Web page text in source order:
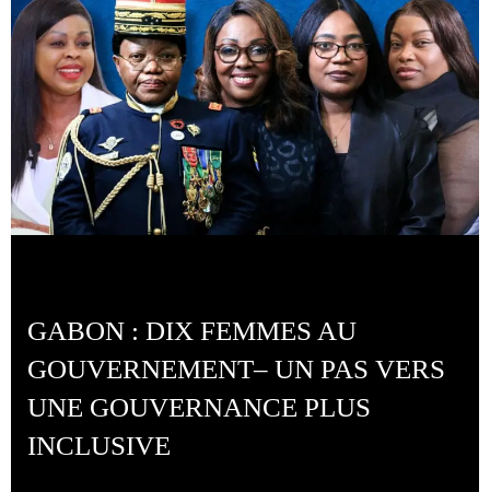
GABON : DIX FEMMES AU
GOUVERNEMENT– UN PAS VERS
UNE GOUVERNANCE PLUS
INCLUSIVE